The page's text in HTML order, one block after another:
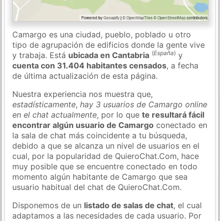
Camargo es una ciudad, pueblo, poblado u otro
tipo de agrupación de edificios donde la gente vive
y trabaja. Está ubicada en Cantabria (España) y
cuenta con 31.404 habitantes censados, a fecha
de última actualización de esta página.
Nuestra experiencia nos muestra que,
estadísticamente,hay 3 usuarios de Camargo online
en el chat actualmente, por lo quete resultará fácil
encontrar algún usuario de Camargo conectado en
la sala de chat más coincidente a tu búsqueda,
debido a que se alcanza un nivel de usuarios en el
cual, por la popularidad de QuieroChat.Com, hace
muy posible que se encuentre conectado en todo
momento algún habitante de Camargo que sea
usuario habitual del chat de QuieroChat.Com.
Disponemos de un listado de salas de chat, el cual
adaptamos a las necesidades de cada usuario. Por